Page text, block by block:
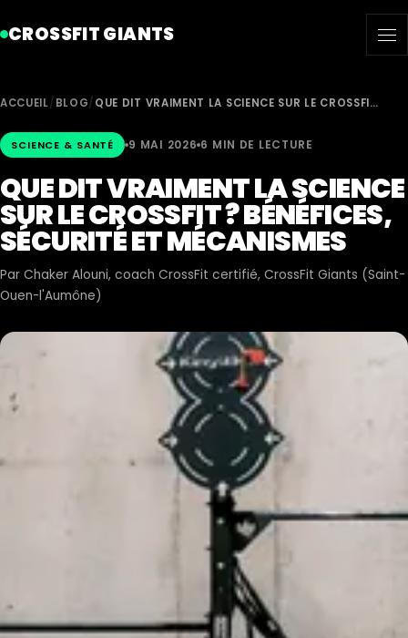
CROSSFIT GIANTS
ACCUEIL/ BLOG/ QUE DIT VRAIMENT LA SCIENCE SUR LE CROSSFI…
SCIENCE & SANTÉ 9 MAI 2026 6 MIN DE LECTURE
QUE DIT VRAIMENT LA SCIENCE
SUR LE CROSSFIT ? BÉNÉFICES,
SÉCURITÉ ET MÉCANISMES
Par Chaker Alouni, coach CrossFit certifié, CrossFit Giants (Saint-
Ouen-l'Aumône)